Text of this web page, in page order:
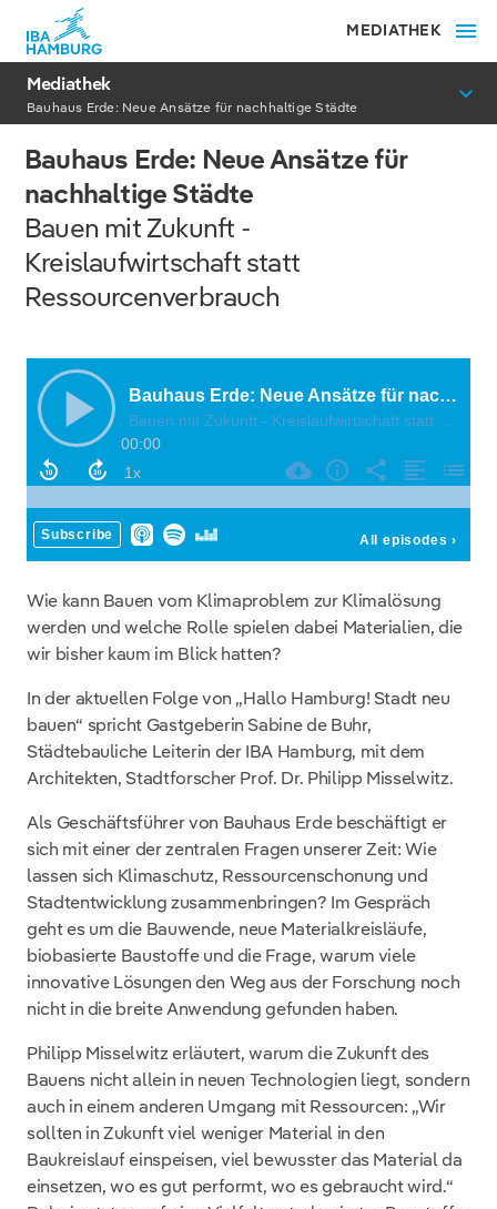
MEDIATHEK
Mediathek
Bauhaus Erde: Neue Ansätze für nachhaltige Städte
Bauhaus Erde: Neue Ansätze für
nachhaltige Städte
Bauen mit Zukunft -
Kreislaufwirtschaft statt
Ressourcenverbrauch
Wie kann Bauen vom Klimaproblem zur Klimalösung
werden und welche Rolle spielen dabei Materialien, die
wir bisher kaum im Blick hatten?
In der aktuellen Folge von „Hallo Hamburg! Stadt neu
bauen“ spricht Gastgeberin Sabine de Buhr,
Städtebauliche Leiterin der IBA Hamburg, mit dem
Architekten, Stadtforscher Prof. Dr. Philipp Misselwitz.
Als Geschäftsführer von Bauhaus Erde beschäftigt er
sich mit einer der zentralen Fragen unserer Zeit: Wie
lassen sich Klimaschutz, Ressourcenschonung und
Stadtentwicklung zusammenbringen? Im Gespräch
geht es um die Bauwende, neue Materialkreisläufe,
biobasierte Baustoffe und die Frage, warum viele
innovative Lösungen den Weg aus der Forschung noch
nicht in die breite Anwendung gefunden haben.
Philipp Misselwitz erläutert, warum die Zukunft des
Bauens nicht allein in neuen Technologien liegt, sondern
auch in einem anderen Umgang mit Ressourcen: „Wir
sollten in Zukunft viel weniger Material in den
Baukreislauf einspeisen, viel bewusster das Material da
einsetzen, wo es gut performt, wo es gebraucht wird.“